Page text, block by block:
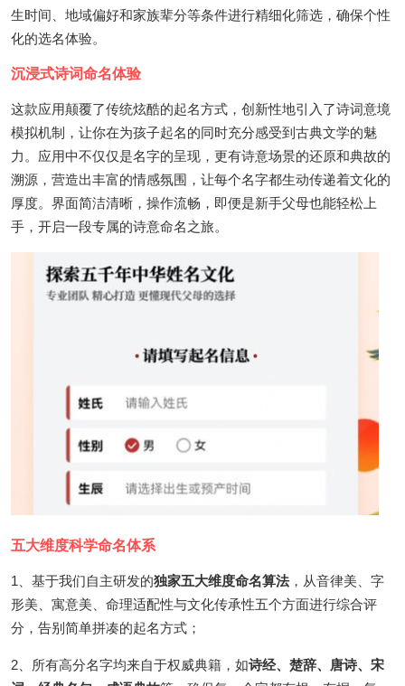
生时间、地域偏好和家族辈分等条件进行精细化筛选，确保个性
化的选名体验。
沉浸式诗词命名体验
这款应用颠覆了传统炫酷的起名方式，创新性地引入了诗词意境
模拟机制，让你在为孩子起名的同时充分感受到古典文学的魅
力。应用中不仅仅是名字的呈现，更有诗意场景的还原和典故的
溯源，营造出丰富的情感氛围，让每个名字都生动传递着文化的
厚度。界面简洁清晰，操作流畅，即便是新手父母也能轻松上
手，开启一段专属的诗意命名之旅。
五大维度科学命名体系
1、基于我们自主研发的独家五大维度命名算法，从音律美、字
形美、寓意美、命理适配性与文化传承性五个方面进行综合评
分，告别简单拼凑的起名方式；
2、所有高分名字均来自于权威典籍，如诗经、楚辞、唐诗、宋